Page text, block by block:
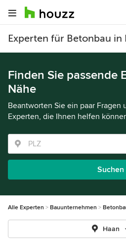
Experten für Betonbau in
Finden Sie passende
Nähe
Beantworten Sie ein paar Fragen
Experten, die Ihnen helfen
Suchen
Alle Experten Bauunternehmen
Haan